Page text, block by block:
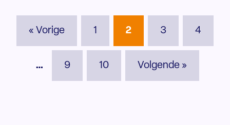
« Vorige 1 2 3 4
… 9 10 Volgende »